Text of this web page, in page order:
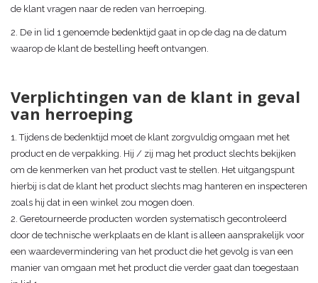
de klant vragen naar de reden van herroeping.
2. De in lid 1 genoemde bedenktijd gaat in op de dag na de datum
waarop de klant de bestelling heeft ontvangen.
Verplichtingen van de klant in geval
van herroeping
1. Tijdens de bedenktijd moet de klant zorgvuldig omgaan met het
product en de verpakking. Hij / zij mag het product slechts bekijken
om de kenmerken van het product vast te stellen. Het uitgangspunt
hierbij is dat de klant het product slechts mag hanteren en inspecteren
zoals hij dat in een winkel zou mogen doen.
2. Geretourneerde producten worden systematisch gecontroleerd
door de technische werkplaats en de klant is alleen aansprakelijk voor
een waardevermindering van het product die het gevolg is van een
manier van omgaan met het product die verder gaat dan toegestaan